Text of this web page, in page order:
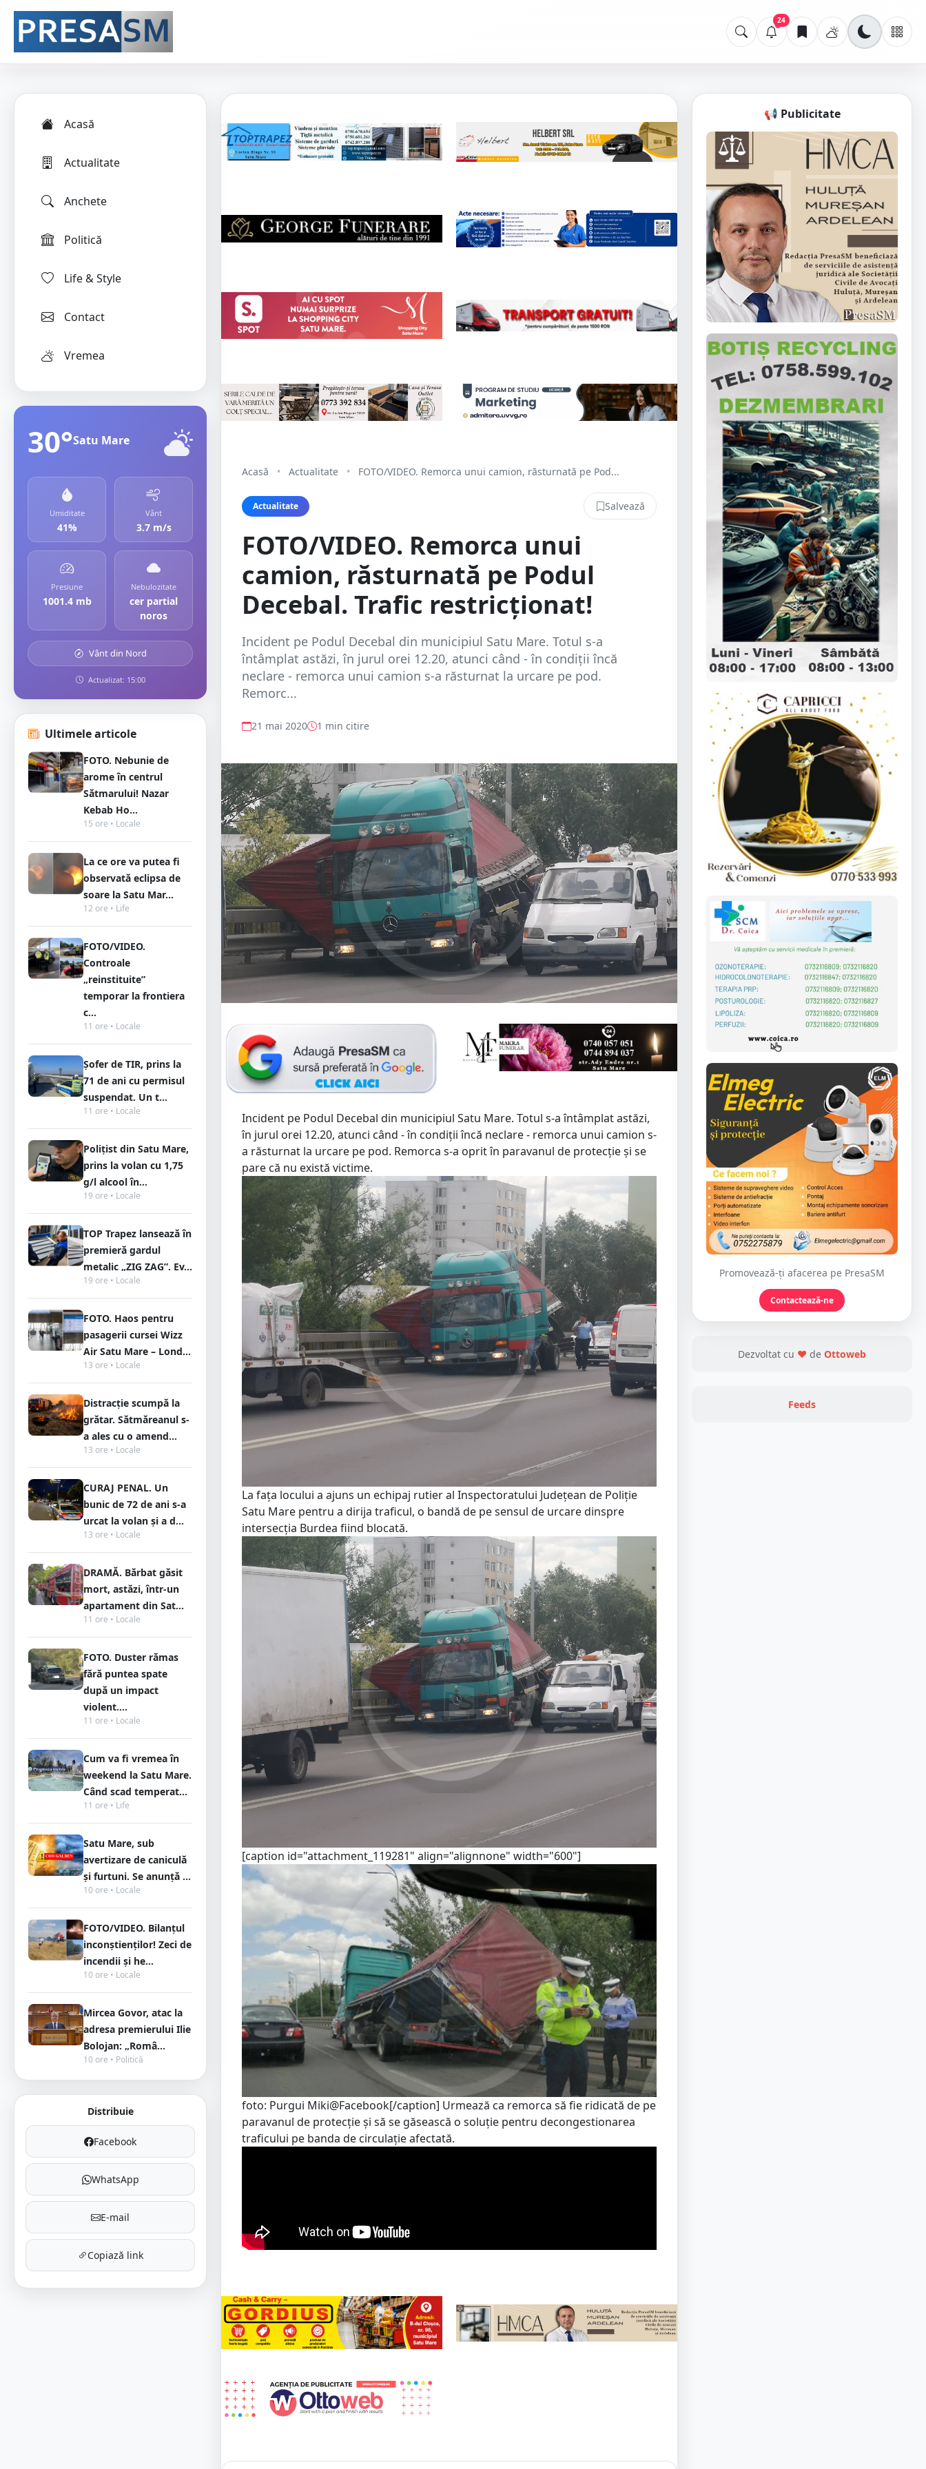
24
Acasă
Actualitate
Anchete
Politică
Life & Style
Contact
Vremea
30°Satu Mare
Umiditate
41%
Vânt
3.7 m/s
Presiune
1001.4 mb
Nebulozitate
cer partial
noros
Vânt din Nord
Actualizat: 15:00
Ultimele articole
FOTO. Nebunie de
arome în centrul
Sătmarului! Nazar
Kebab Ho...
15 ore • Locale
La ce ore va putea fi
observată eclipsa de
soare la Satu Mar...
12 ore • Life
FOTO/VIDEO.
Controale
„reinstituite”
temporar la frontiera
c...
11 ore • Locale
Șofer de TIR, prins la
71 de ani cu permisul
suspendat. Un t...
11 ore • Locale
Polițist din Satu Mare,
prins la volan cu 1,75
g/l alcool în...
19 ore • Locale
TOP Trapez lansează în
premieră gardul
metalic „ZIG ZAG”. Ev...
19 ore • Locale
FOTO. Haos pentru
pasagerii cursei Wizz
Air Satu Mare – Lond...
13 ore • Locale
Distracție scumpă la
grătar. Sătmăreanul s-
a ales cu o amend...
13 ore • Locale
CURAJ PENAL. Un
bunic de 72 de ani s-a
urcat la volan și a d...
13 ore • Locale
DRAMĂ. Bărbat găsit
mort, astăzi, într-un
apartament din Sat...
11 ore • Locale
FOTO. Duster rămas
fără puntea spate
după un impact
violent....
11 ore • Locale
Cum va fi vremea în
weekend la Satu Mare.
Când scad temperat...
11 ore • Life
Satu Mare, sub
avertizare de caniculă
și furtuni. Se anunță ...
10 ore • Locale
FOTO/VIDEO. Bilanțul
inconștienților! Zeci de
incendii și he...
10 ore • Locale
Mircea Govor, atac la
adresa premierului Ilie
Bolojan: „Româ...
10 ore • Politică
Distribuie
Facebook
WhatsApp
E-mail
Copiază link
Acasă • Actualitate • FOTO/VIDEO. Remorca unui camion, răsturnată pe Pod...
Actualitate Salvează
FOTO/VIDEO. Remorca unui
camion, răsturnată pe Podul
Decebal. Trafic restricționat!
Incident pe Podul Decebal din municipiul Satu Mare. Totul s-a
întâmplat astăzi, în jurul orei 12.20, atunci când - în condiții încă
neclare - remorca unui camion s-a răsturnat la urcare pe pod.
Remorc...
21 mai 2020 1 min citire
Incident pe Podul Decebal din municipiul Satu Mare. Totul s-a întâmplat astăzi,
în jurul orei 12.20, atunci când - în condiții încă neclare - remorca unui camion s-
a răsturnat la urcare pe pod. Remorca s-a oprit în paravanul de protecție și se
pare că nu există victime.
La fața locului a ajuns un echipaj rutier al Inspectoratului Județean de Poliție
Satu Mare pentru a dirija traficul, o bandă de pe sensul de urcare dinspre
intersecția Burdea fiind blocată.
[caption id="attachment_119281" align="alignnone" width="600"]
foto: Purgui Miki@Facebook[/caption] Urmează ca remorca să fie ridicată de pe
paravanul de protecție și să se găsească o soluție pentru decongestionarea
traficului pe banda de circulație afectată.
📢 Publicitate
Promovează-ți afacerea pe PresaSM
Contactează-ne
Dezvoltat cu ❤ de Ottoweb
Feeds